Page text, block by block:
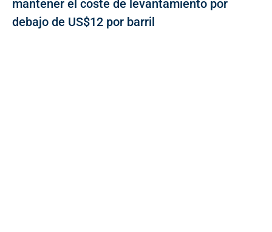
mantener el coste de levantamiento por
debajo de US$12 por barril